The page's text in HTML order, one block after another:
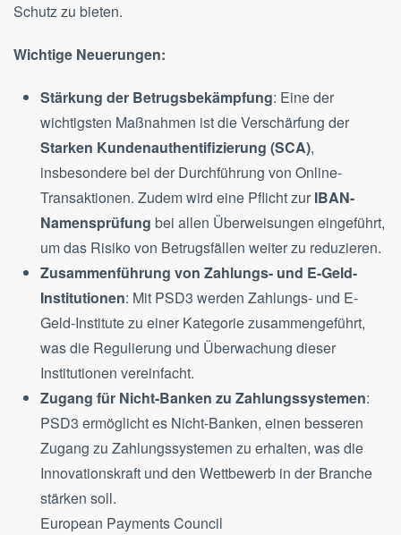
Schutz zu bieten.
Wichtige Neuerungen:
Stärkung der Betrugsbekämpfung: Eine der
wichtigsten Maßnahmen ist die Verschärfung der
Starken Kundenauthentifizierung (SCA),
insbesondere bei der Durchführung von Online-
Transaktionen. Zudem wird eine Pflicht zur IBAN-
Namensprüfung bei allen Überweisungen eingeführt,
um das Risiko von Betrugsfällen weiter zu reduzieren​.
Zusammenführung von Zahlungs- und E-Geld-
Institutionen: Mit PSD3 werden Zahlungs- und E-
Geld-Institute zu einer Kategorie zusammengeführt,
was die Regulierung und Überwachung dieser
Institutionen vereinfacht.
Zugang für Nicht-Banken zu Zahlungssystemen:
PSD3 ermöglicht es Nicht-Banken, einen besseren
Zugang zu Zahlungssystemen zu erhalten, was die
Innovationskraft und den Wettbewerb in der Branche
stärken soll​.
European Payments Council